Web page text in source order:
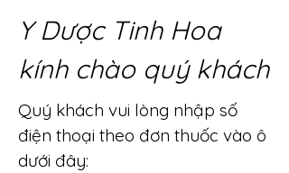
Y Dược Tinh Hoa
kính chào quý khách
Quý khách vui lòng nhập số
điện thoại theo đơn thuốc vào ô
dưới đây: